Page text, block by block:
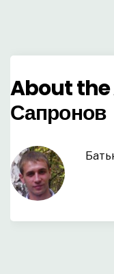
About
Сапронов